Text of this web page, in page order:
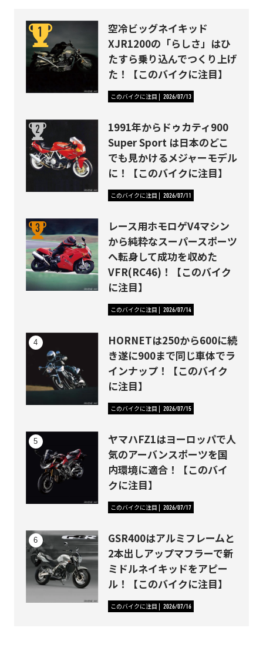
空冷ビッグネイキッド
XJR1200の「らしさ」はひ
たすら乗り込んでつくり上げ
た！【このバイクに注目】
このバイクに注目 2026/07/13
1991年からドゥカティ900
Super Sport は日本のどこ
でも見かけるメジャーモデル
に！【このバイクに注目】
このバイクに注目 2026/07/11
レース用ホモロゲV4マシン
から純粋なスーパースポーツ
へ転身して成功を収めた
VFR(RC46)！【このバイク
に注目】
このバイクに注目 2026/07/14
HORNETは250から600に続
き遂に900まで同じ車体でラ
インナップ！【このバイク
に注目】
このバイクに注目 2026/07/15
ヤマハFZ1はヨーロッパで人
気のアーバンスポーツを国
内環境に適合！【このバイ
クに注目】
このバイクに注目 2026/07/17
GSR400はアルミフレームと
2本出しアップマフラーで新
ミドルネイキッドをアピー
ル！【このバイクに注目】
このバイクに注目 2026/07/16